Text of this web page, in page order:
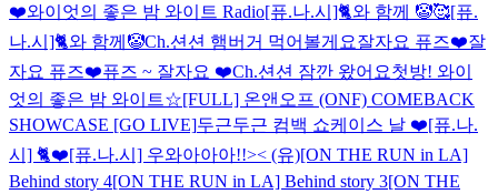
❤️와이엇의 좋은 밤 와이트 Radio[퓨.나.시]🐈와 함께 🤡🥰[퓨.
나.시]🐈와 함께🤡Ch.션션 햄버거 먹어볼게요잘자요 퓨즈❤️잘
자요 퓨즈❤️퓨즈 ~ 잘자요 ❤️Ch.션션 잠깐 왔어요첫방! 와이
엇의 좋은 밤 와이트☆[FULL] 온앤오프 (ONF) COMEBACK
SHOWCASE [GO LIVE]두근두근 컴백 쇼케이스 날 ❤️[퓨.나.
시] 🐈❤️[퓨.나.시] 우와아아아!!>< (유)[ON THE RUN in LA]
Behind story 4[ON THE RUN in LA] Behind story 3[ON THE